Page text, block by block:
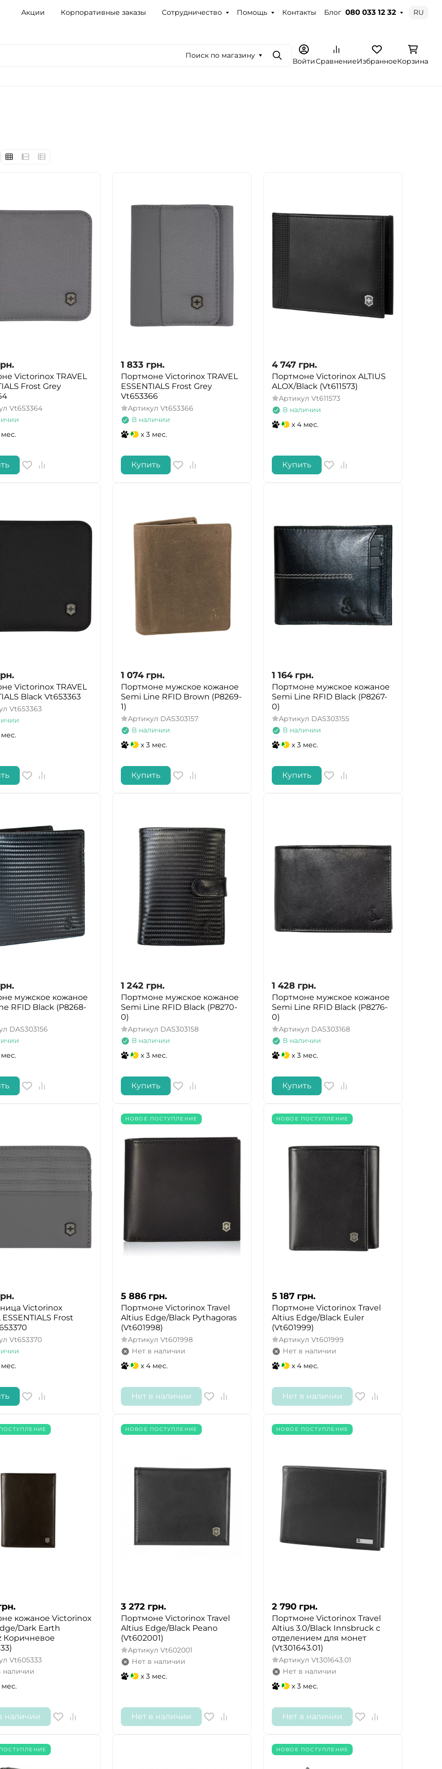
Акции Корпоративные заказы Сотрудничество Помощь Контакты Блог 080 033 12 32 RU
Поиск по магазину
ПоискВойтиСравнениеИзбранноеКорзина
Victorinox TRAVEL
Frost Grey
Vt653364
мес.
1 833 грн.
Портмоне Victorinox TRAVEL
ESSENTIALS Frost Grey
Vt653366
Артикул Vt653366
В наличии
x 3 мес.
Купить
4 747 грн.
Портмоне Victorinox ALTIUS
ALOX/Black (Vt611573)
Артикул Vt611573
В наличии
x 4 мес.
Купить
Victorinox TRAVEL
Black Vt653363
Vt653363
мес.
1 074 грн.
Портмоне мужское кожаное
Semi Line RFID Brown (P8269-
1)
Артикул DAS303157
В наличии
x 3 мес.
Купить
1 164 грн.
Портмоне мужское кожаное
Semi Line RFID Black (P8267-
0)
Артикул DAS303155
В наличии
x 3 мес.
Купить
мужское кожаное
RFID Black (P8268-
DAS303156
мес.
1 242 грн.
Портмоне мужское кожаное
Semi Line RFID Black (P8270-
0)
Артикул DAS303158
В наличии
x 3 мес.
Купить
1 428 грн.
Портмоне мужское кожаное
Semi Line RFID Black (P8276-
0)
Артикул DAS303168
В наличии
x 3 мес.
Купить
Victorinox
ESSENTIALS Frost
Vt653370
мес.
НОВОЕ ПОСТУПЛЕНИЕ
5 886 грн.
Портмоне Victorinox Travel
Altius Edge/Black Pythagoras
(Vt601998)
Артикул Vt601998
Нет в наличии
x 4 мес.
Нет в наличии
НОВОЕ ПОСТУПЛЕНИЕ
5 187 грн.
Портмоне Victorinox Travel
Altius Edge/Black Euler
(Vt601999)
Артикул Vt601999
Нет в наличии
x 4 мес.
Нет в наличии
кожаное Victorinox
Dark Earth
Коричневое
Vt605333
наличии
мес.
наличии
НОВОЕ ПОСТУПЛЕНИЕ
3 272 грн.
Портмоне Victorinox Travel
Altius Edge/Black Peano
(Vt602001)
Артикул Vt602001
Нет в наличии
x 3 мес.
Нет в наличии
НОВОЕ ПОСТУПЛЕНИЕ
2 790 грн.
Портмоне Victorinox Travel
Altius 3.0/Black Innsbruck с
отделением для монет
(Vt301643.01)
Артикул Vt301643.01
Нет в наличии
x 3 мес.
Нет в наличии
НОВОЕ ПОСТУПЛЕНИЕ